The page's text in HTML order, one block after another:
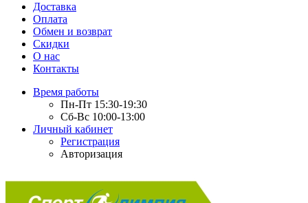
Доставка
Оплата
Обмен и возврат
Скидки
О нас
Контакты
Время работы
Пн-Пт 15:30-19:30
Сб-Вс 10:00-13:00
Личный кабинет
Регистрация
Авторизация